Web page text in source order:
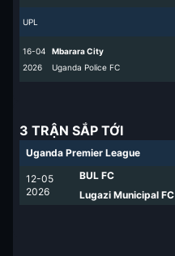
UPL
16-04
2026
Mbarara City
Uganda Police FC
3 TRẬN SẮP TỚI
Uganda Premier League
12-05
2026
BUL FC
Lugazi Municipal FC